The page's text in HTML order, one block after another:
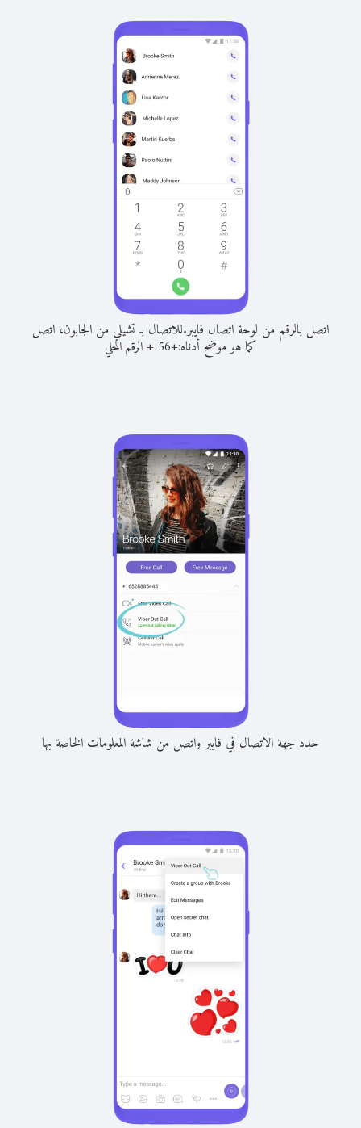
اتصل بالرقم من لوحة اتصال فايبر.للاتصال بـ تشيلي من الجابون، اتصل
كما هو موضح أدناه:+
56
+الرقم المحلي
حدد جهة الاتصال في فايبر واتصل من شاشة المعلومات الخاصة بها